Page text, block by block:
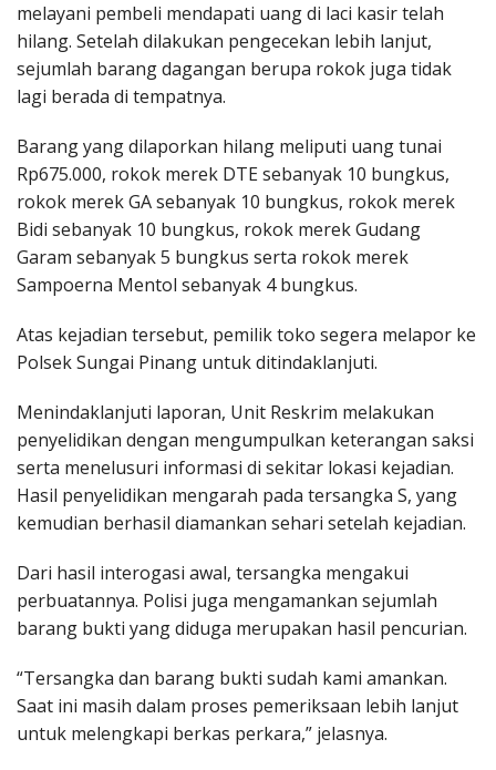
melayani pembeli mendapati uang di laci kasir telah
hilang. Setelah dilakukan pengecekan lebih lanjut,
sejumlah barang dagangan berupa rokok juga tidak
lagi berada di tempatnya.
Barang yang dilaporkan hilang meliputi uang tunai
Rp675.000, rokok merek DTE sebanyak 10 bungkus,
rokok merek GA sebanyak 10 bungkus, rokok merek
Bidi sebanyak 10 bungkus, rokok merek Gudang
Garam sebanyak 5 bungkus serta rokok merek
Sampoerna Mentol sebanyak 4 bungkus.
Atas kejadian tersebut, pemilik toko segera melapor ke
Polsek Sungai Pinang untuk ditindaklanjuti.
Menindaklanjuti laporan, Unit Reskrim melakukan
penyelidikan dengan mengumpulkan keterangan saksi
serta menelusuri informasi di sekitar lokasi kejadian.
Hasil penyelidikan mengarah pada tersangka S, yang
kemudian berhasil diamankan sehari setelah kejadian.
Dari hasil interogasi awal, tersangka mengakui
perbuatannya. Polisi juga mengamankan sejumlah
barang bukti yang diduga merupakan hasil pencurian.
“Tersangka dan barang bukti sudah kami amankan.
Saat ini masih dalam proses pemeriksaan lebih lanjut
untuk melengkapi berkas perkara,” jelasnya.